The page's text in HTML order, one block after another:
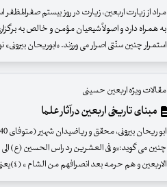
مراد از زیارت اربعین، زیارت در روز بیستم
به همراه دارد و اصولاً شیعیان مؤمن و خالص به
استمرار چنین سنّتی اصرار می ورزند. «ابوریحان بیرونی»
مقالات ویژه اربعین حسینی
مبنای تاریخی اربعین درآثار علما
چنین می گوید:«و فی العشرین رد راس الحسین (ع)
الاربعین و هم حرمه بعد انصرافهم من الشام » (٤)یعنی: سر